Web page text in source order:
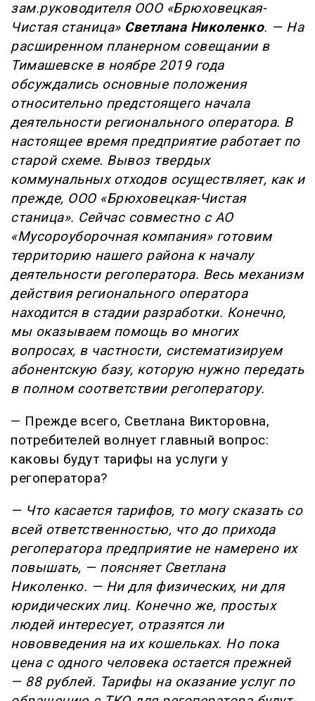
зам.руководителя ООО «Брюховецкая-
Чистая станица» Светлана Николенко. — На
расширенном планерном совещании в
Тимашевске в ноябре 2019 года
обсуждались основные положения
относительно предстоящего начала
деятельности регионального оператора. В
настоящее время предприятие работает по
старой схеме. Вывоз твердых
коммунальных отходов осуществляет, как и
прежде, ООО «Брюховецкая-Чистая
станица». Сейчас совместно с АО
«Мусороуборочная компания» готовим
территорию нашего района к началу
деятельности регоператора. Весь механизм
действия регионального оператора
находится в стадии разработки. Конечно,
мы оказываем помощь во многих
вопросах, в частности, систематизируем
абонентскую базу, которую нужно передать
в полном соответствии регоператору.
— Прежде всего, Светлана Викторовна,
потребителей волнует главный вопрос:
каковы будут тарифы на услуги у
регоператора?
— Что касается тарифов, то могу сказать со
всей ответственностью, что до прихода
регоператора предприятие не намерено их
повышать, — поясняет Светлана
Николенко. — Ни для физических, ни для
юридических лиц. Конечно же, простых
людей интересует, отразятся ли
нововведения на их кошельках. Но пока
цена с одного человека остается прежней
— 88 рублей. Тарифы на оказание услуг по